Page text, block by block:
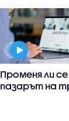
Променя ли се
пазарът на